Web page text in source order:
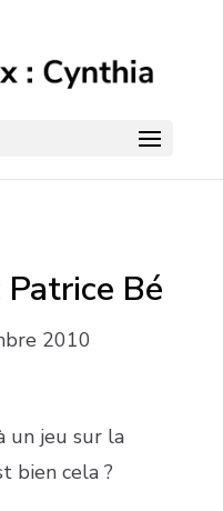
Bé
2010
un jeu sur la
bien cela ?